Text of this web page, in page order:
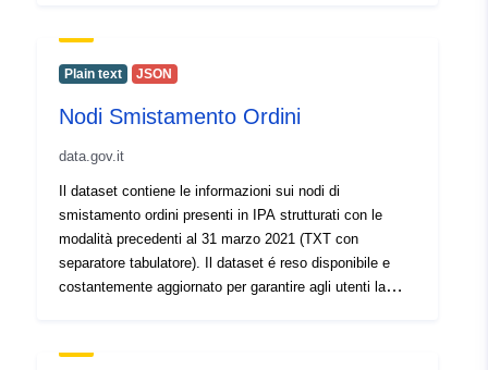
medicīnas ekspertīzes pabeigšanas datums (gada un
mēneša komponentes). 4) Izpētes veids. 5)
Plain text JSON
Nodi Smistamento Ordini
data.gov.it
Il dataset contiene le informazioni sui nodi di
smistamento ordini presenti in IPA strutturati con le
modalità precedenti al 31 marzo 2021 (TXT con
separatore tabulatore). Il dataset é reso disponibile e
costantemente aggiornato per garantire agli utenti la
elettronici](https://indicepa.gov.it/ipa-dati/dataset/unita-